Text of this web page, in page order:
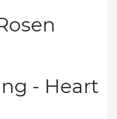
- Heart